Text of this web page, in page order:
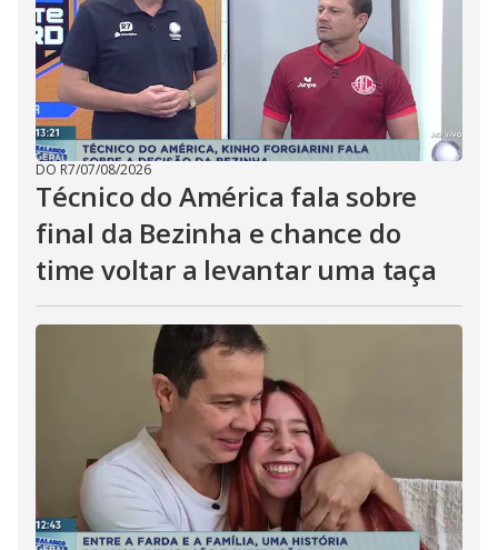
DO R7/07/08/2026
Técnico do América fala sobre
final da Bezinha e chance do
time voltar a levantar uma taça